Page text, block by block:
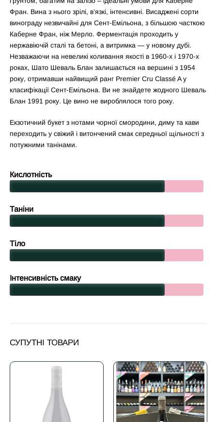
Фран. Вина з нього зрілі, в’язкі, інтенсивні. Висаджені сорти
винограду незвичайні для Сент-Емільона, з більшою часткою
Каберне Фран, ніж Мерло. Ферментація проходить у
нержавіючій сталі та бетоні, а витримка — у новому дубі.
Незважаючи на невеликі коливання якості в 1960-х і 1970-х
роках, Шато Шеваль Блан залишається на вершині з 1954
року, отримавши найвищий ранг Premier Cru Classé A у
класифікації Сент-Емільона. Ви не знайдете жодного Шеваль
Блан 1991 року. Це вино не вироблялося того року.
Екзотичний букет з нотами чорної смородини, диму та кави
переходить у свіжий і витончений смак середньої щільності з
потужними танінами.
Кислотність
Таніни
Тіло
Інтенсивність смаку
СУПУТНІ ТОВАРИ